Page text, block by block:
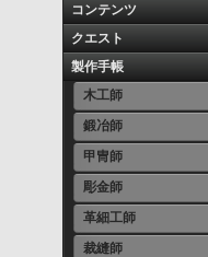
コンテンツ
クエスト
製作手帳
木工師
鍛冶師
甲冑師
彫金師
革細工師
裁縫師